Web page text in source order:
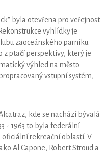
byla otevřena pro veřejnost
vyhlídky je
zaoceánského parníku.
z ptačí perspektivy, který je
výhled na město
vstupní systém,
kde se nachází bývalá
- 1963 to byla federální
oficiální rekreační oblastí. V
Al Capone, Robert Stroud a